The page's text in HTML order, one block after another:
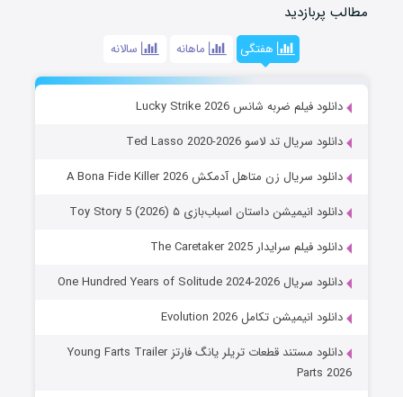
مطالب پربازدید
هفتگی ماهانه سالانه
دانلود فیلم ضربه شانس Lucky Strike 2026
دانلود سریال تد لاسو Ted Lasso 2020-2026
دانلود سریال زن متاهل آدمکش A Bona Fide Killer 2026
دانلود انیمیشن داستان اسباب‌بازی ۵ Toy Story 5 (2026)
دانلود فیلم سرایدار The Caretaker 2025
دانلود سریال One Hundred Years of Solitude 2024-2026
دانلود انیمیشن تکامل Evolution 2026
دانلود مستند قطعات تریلر یانگ فارتز Young Farts Trailer
Parts 2026